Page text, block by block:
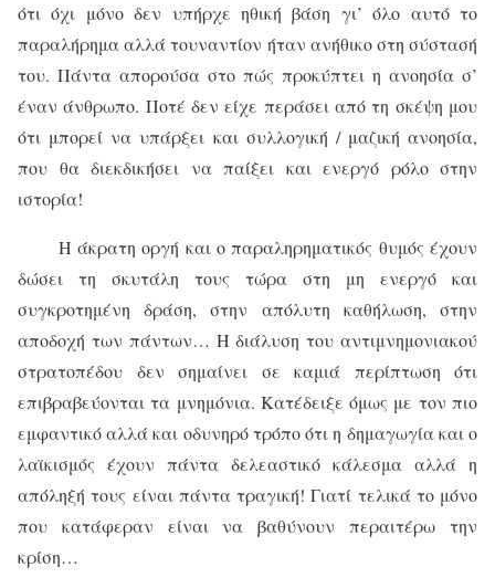
ότι όχι μόνο δεν υπήρχε ηθική βάση γι’ όλο αυτό το
παραλήρημα αλλά τουναντίον ήταν ανήθικο στη σύστασή
του. Πάντα απορούσα στο πώς προκύπτει η ανοησία σ’
έναν άνθρωπο. Ποτέ δεν είχε περάσει από τη σκέψη μου
ότι μπορεί να υπάρξει και συλλογική / μαζική ανοησία,
που θα διεκδικήσει να παίξει και ενεργό ρόλο στην
ιστορία!
Η άκρατη οργή και ο παραληρηματικός θυμός έχουν
δώσει τη σκυτάλη τους τώρα στη μη ενεργό και
συγκροτημένη δράση, στην απόλυτη καθήλωση, στην
αποδοχή των πάντων… Η διάλυση του αντιμνημονιακού
στρατοπέδου δεν σημαίνει σε καμιά περίπτωση ότι
επιβραβεύονται τα μνημόνια. Κατέδειξε όμως με τον πιο
εμφαντικό αλλά και οδυνηρό τρόπο ότι η δημαγωγία και ο
λαϊκισμός έχουν πάντα δελεαστικό κάλεσμα αλλά η
απόληξή τους είναι πάντα τραγική! Γιατί τελικά το μόνο
που κατάφεραν είναι να βαθύνουν περαιτέρω την
κρίση…